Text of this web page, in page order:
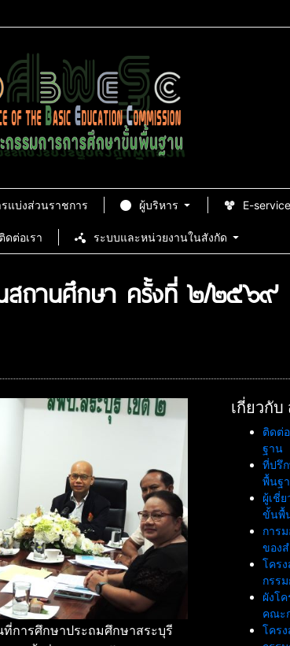
รแบ่งส่วนราชการ ผู้บริหาร E-service
ติดต่อเรา ระบบและหน่วยงานในสังกัด
นสถานศึกษา ครั้งที่ ๒/๒๕๖๙
การศึกษาประถมศึกษาสระบุรี
เกี่ยวกับ
ติดต่
ฐาน
ที่ปรึ
พื้นฐ
ผู้เชี่
ขั้นพื้
การ
ของ
โคร
กรร
ผังโ
คณะ
โคร